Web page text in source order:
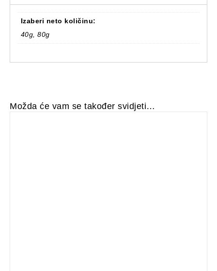
Izaberi neto količinu:
40g, 80g
Možda će vam se također svidjeti…